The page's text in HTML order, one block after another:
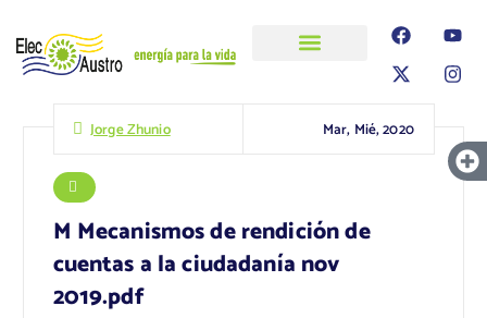
Jorge Zhunio Mar, Mié, 2020
M Mecanismos de rendición de
cuentas a la ciudadanía nov
2019.pdf